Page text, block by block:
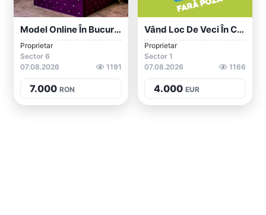
Model Online În București
Proprietar
Sector 6
07.08.2026
1191
7.000 RON
Vând Loc De Veci În Cim. Sf. Vineri Bucu...
Proprietar
Sector 1
07.08.2026
1166
4.000 EUR